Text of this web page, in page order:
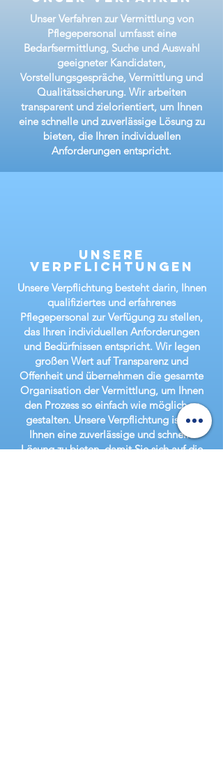
Unser Verfahren zur Vermittlung von
Pflegepersonal umfasst eine
Bedarfsermittlung, Suche und Auswahl
geeigneter Kandidaten,
Vorstellungsgespräche, Vermittlung und
Qualitätssicherung. Wir arbeiten
transparent und zielorientiert, um Ihnen
eine schnelle und zuverlässige Lösung zu
bieten, die Ihren individuellen
Anforderungen entspricht.
unsere
verpflichtungen
Unsere Verpflichtung besteht darin, Ihnen
qualifiziertes und erfahrenes
Pflegepersonal zur Verfügung zu stellen,
das Ihren individuellen Anforderungen
und Bedürfnissen entspricht. Wir legen
großen Wert auf Transparenz und
Offenheit und übernehmen die gesamte
Organisation der Vermittlung, um Ihnen
den Prozess so einfach wie möglich zu
gestalten. Unsere Verpflichtung ist es,
Ihnen eine zuverlässige und schnelle
Lösung zu bieten, damit Sie sich auf die